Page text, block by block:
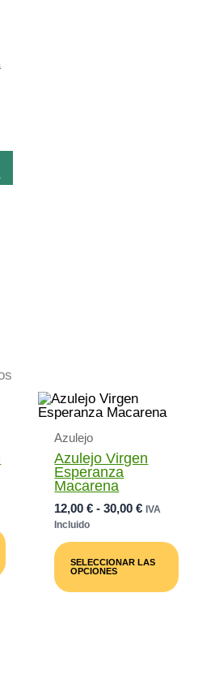
Producto
Múltiples
Variantes.
Azulejo
Azulejo Virgen
Esperanza
Macarena
12,00€ - 30,00€Rango
Desde
12,00 €
Hasta
IVA
Incluido
SELECCIONAR LAS
OPCIONES